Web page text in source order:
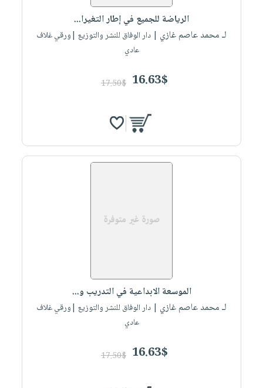
الرياضة للجميع في إطار التغيرا...
لـ محمد عاصم غازي | دار الوفاق للنشر والتوزيع |ورقي غلاف
عادي
16.63$
17.50$
الموسعة الابداعية في التدريب و...
لـ محمد عاصم غازي | دار الوفاق للنشر والتوزيع |ورقي غلاف
عادي
16.63$
17.50$